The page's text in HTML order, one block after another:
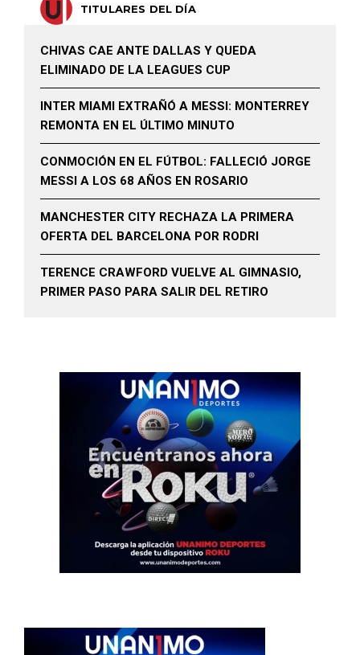
TITULARES DEL DÍA
CHIVAS CAE ANTE DALLAS Y QUEDA
ELIMINADO DE LA LEAGUES CUP
INTER MIAMI EXTRAÑÓ A MESSI: MONTERREY
REMONTA EN EL ÚLTIMO MINUTO
CONMOCIÓN EN EL FÚTBOL: FALLECIÓ JORGE
MESSI A LOS 68 AÑOS EN ROSARIO
MANCHESTER CITY RECHAZA LA PRIMERA
OFERTA DEL BARCELONA POR RODRI
TERENCE CRAWFORD VUELVE AL GIMNASIO,
PRIMER PASO PARA SALIR DEL RETIRO